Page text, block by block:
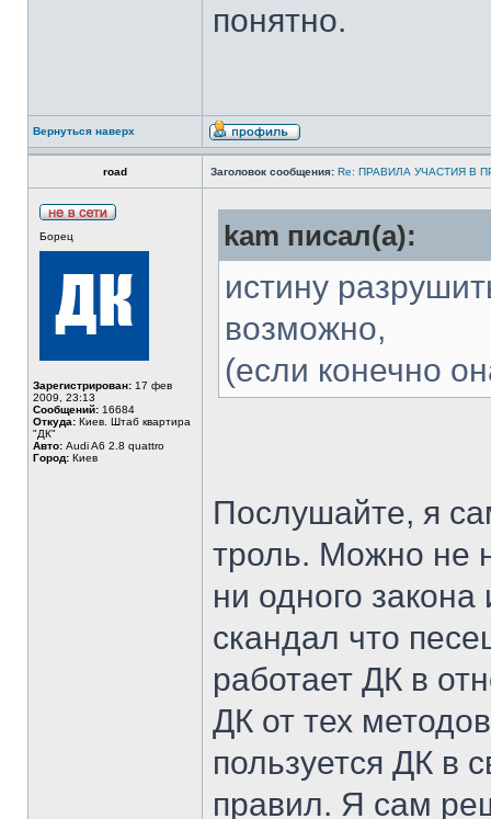
понятно.
Вернуться наверх
road Заголовок сообщения: Re: ПРАВИЛА УЧАСТИЯ В
Борец
Зарегистрирован: 17 фев
2009, 23:13
Сообщений: 16684
Откуда: Киев. Штаб квартира
"ДК"
Авто: Audi A6 2.8 quattro
Город: Киев
kam писал(а):
истину
возможно,
(если конечно
Послушайте, я
троль. Можно не
ни одного
скандал что
работает ДК в
ДК от тех
пользуется ДК в
правил. Я сам